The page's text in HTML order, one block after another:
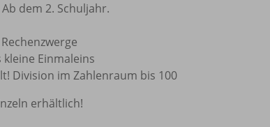
dem 2. Schuljahr.
kleine Einmaleins
Division im Zahlenraum bis 100
erhältlich!